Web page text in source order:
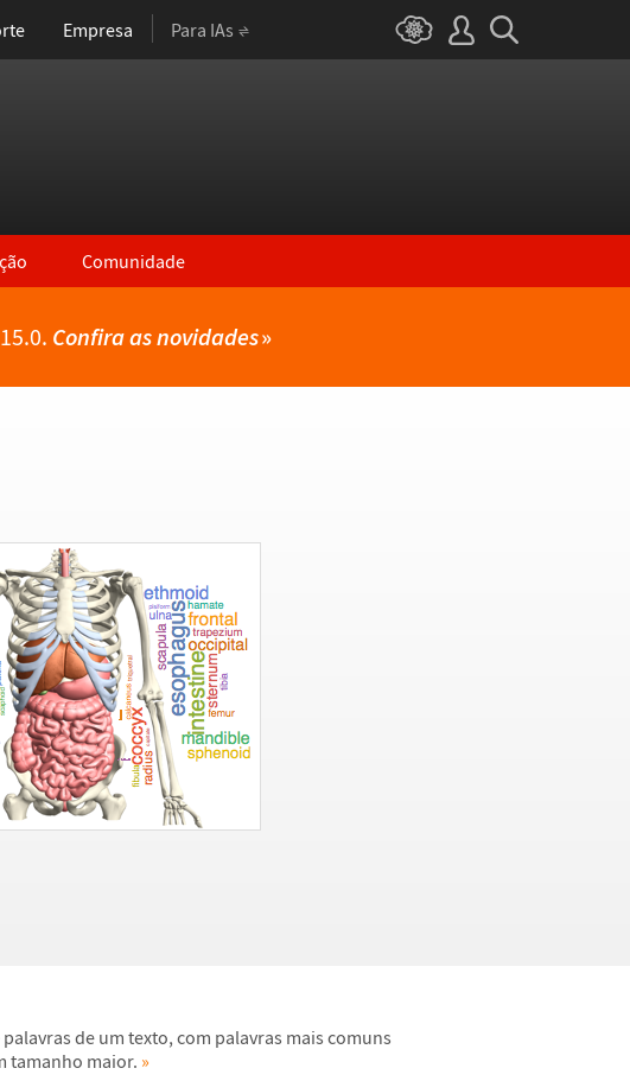
Empresa Para IAs
Comunidade
Confira as novidades»
de um texto, com palavras mais comuns
tamanho maior. »